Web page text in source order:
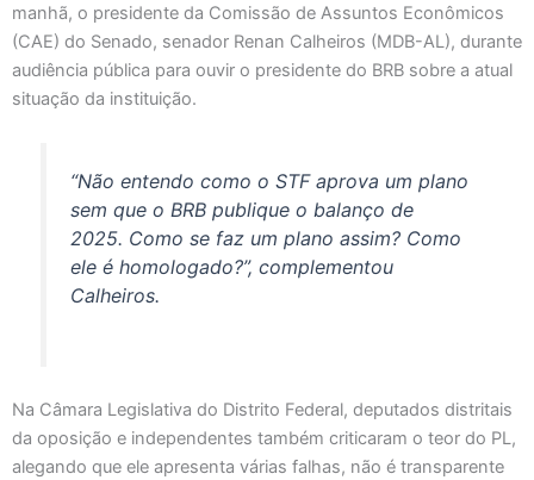
manhã, o presidente da Comissão de Assuntos Econômicos
(CAE) do Senado, senador Renan Calheiros (MDB-AL), durante
audiência pública para ouvir o presidente do BRB sobre a atual
situação da instituição.
“Não entendo como o STF aprova um plano
sem que o BRB publique o balanço de
2025. Como se faz um plano assim? Como
ele é homologado?”, complementou
Calheiros.
Na Câmara Legislativa do Distrito Federal, deputados distritais
da oposição e independentes também criticaram o teor do PL,
alegando que ele apresenta várias falhas, não é transparente